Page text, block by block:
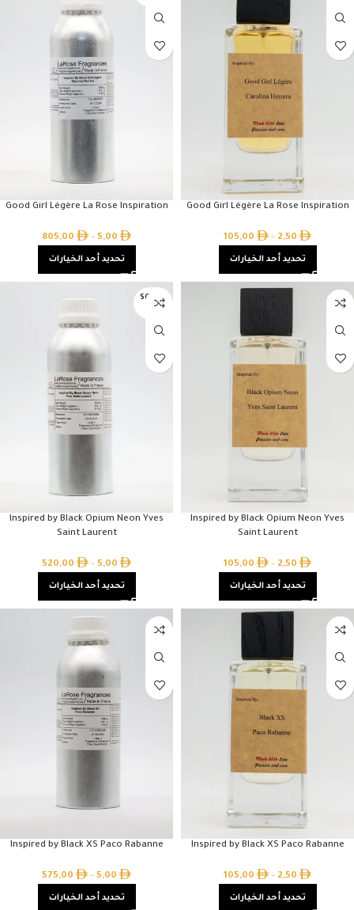
Good Girl Légère La Rose Inspiration
2,50
–
105,00
تحديد أحد الخيارات
Good Girl Légère La Rose Inspiration
5,00
–
805,00
تحديد أحد الخيارات
Inspired by Black Opium Neon Yves
Saint Laurent
2,50
–
105,00
تحديد أحد الخيارات
SOLD O
UT
Inspired by Black Opium Neon Yves
Saint Laurent
5,00
–
520,00
تحديد أحد الخيارات
Inspired by Black XS Paco Rabanne
2,50
–
105,00
تحديد أحد الخيارات
Inspired by Black XS Paco Rabanne
5,00
–
575,00
تحديد أحد الخيارات